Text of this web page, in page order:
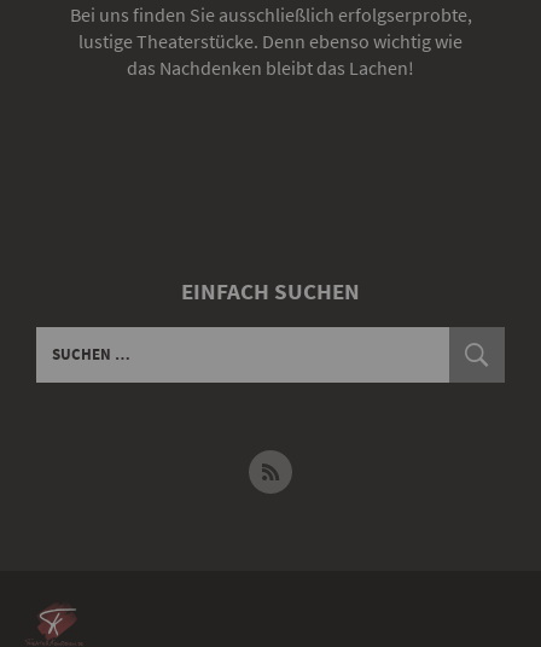
Bei uns finden Sie ausschließlich erfolgserprobte,
lustige Theaterstücke. Denn ebenso wichtig wie
das Nachdenken bleibt das Lachen!
EINFACH SUCHEN